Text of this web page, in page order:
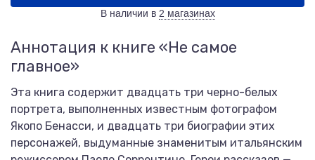
В наличии в 2 магазинах
Аннотация к книге «Не самое
главное»
Эта книга содержит двадцать три черно-белых
портрета, выполненных известным фотографом
Якопо Бенасси, и двадцать три биографии этих
персонажей, выдуманные знаменитым итальянским